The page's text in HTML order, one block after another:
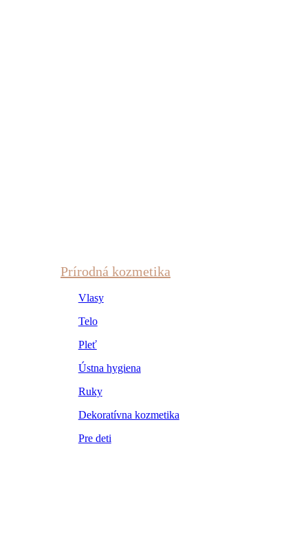
Prírodná kozmetika
Vlasy
Telo
Pleť
Ústna hygiena
Ruky
Dekoratívna kozmetika
Pre deti